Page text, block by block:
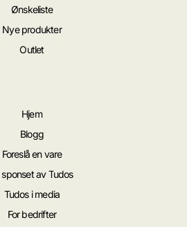
Ønskeliste
Nye produkter
Outlet
Hjem
Blogg
Foreslå en vare
sponset av Tudos
Tudos i media
For bedrifter